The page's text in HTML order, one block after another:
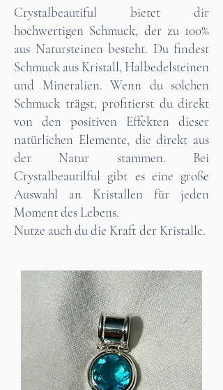
Crystalbeautiful bietet dir
hochwertigen Schmuck, der zu 100%
aus Natursteinen besteht. Du findest
Schmuck aus Kristall, Halbedelsteinen
und Mineralien. Wenn du solchen
Schmuck trägst, profitierst du direkt
von den positiven Effekten dieser
natürlichen Elemente, die direkt aus
der Natur stammen. Bei
Crystalbeautilful gibt es eine große
Auswahl an Kristallen für jeden
Moment des Lebens.
Nutze auch du die Kraft der Kristalle.